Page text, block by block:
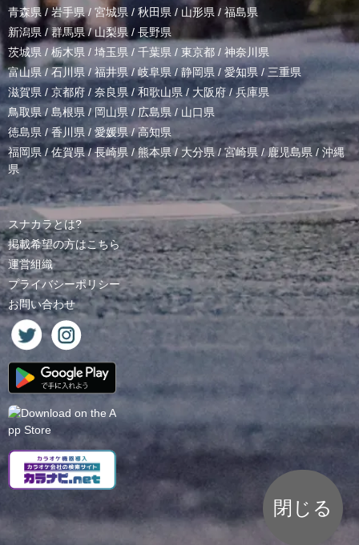
青森県 / 岩手県/ 宮城県 / 秋田県 / 山形県/ 福島県
新潟県 /群馬県/山梨県 / 長野県
茨城県 / 栃木県 / 埼玉県 / 千葉県 / 東京都 / 神奈川県
富山県 /石川県/福井県/岐阜県 / 静岡県 / 愛知県 / 三重県
滋賀県 / 京都府 / 奈良県 / 和歌山県/ 大阪府 /兵庫県
鳥取県/ 島根県 /岡山県/ 広島県 / 山口県
徳島県 /香川県 / 愛媛県/高知県
福岡県/佐賀県/長崎県 /熊本県/ 大分県/宮崎県 /鹿児島県 / 沖縄
県
スナカラとは?
掲載希望の方はこちら
運営組織
プライバシーポリシー
お問い合わせ
閉じる